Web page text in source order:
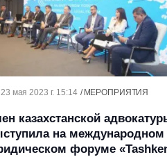
23 мая 2023 г. 15:14 МЕРОПРИЯТИЯ
казахстанской
на международном
форуме